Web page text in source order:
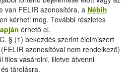
van FELIR azonosítóra, a Nébih
kérheti meg. További részletes
érhető el.
§ (1) bekezdés szerint élelmiszert
azonosítóval nem rendelkező)
tilos vásárolni, illetve átvenni
tárolásra.